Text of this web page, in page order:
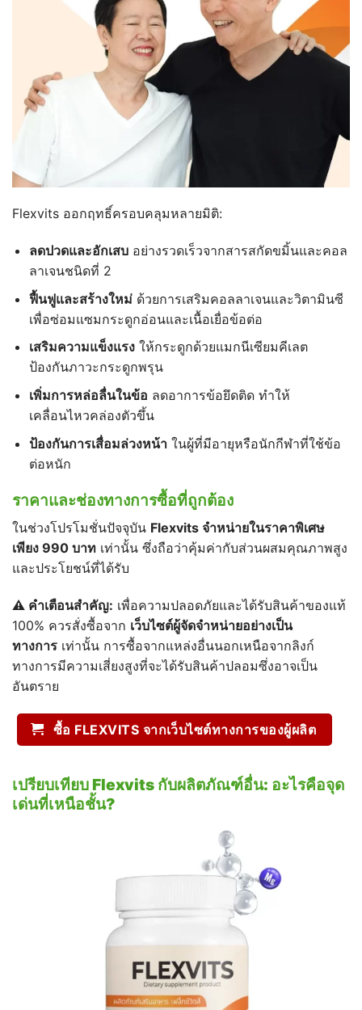
Flexvits ออกฤทธิ์ครอบคลุมหลายมิติ:
ลดปวดและอักเสบอย่างรวดเร็วจากสารสกัดขมิ้นและคอล
ลาเจนชนิดที่ 2
ฟื้นฟูและสร้างใหม่ด้วยการเสริมคอลลาเจนและวิตามินซี
เพื่อซ่อมแซมกระดูกอ่อนและเนื้อเยื่อข้อต่อ
เสริมความแข็งแรงให้กระดูกด้วยแมกนีเซียมคีเลต
ป้องกันภาวะกระดูกพรุน
เพิ่มการหล่อลื่นในข้อ ลดอาการข้อยึดติด ทำให้
เคลื่อนไหวคล่องตัวขึ้น
ป้องกันการเสื่อมล่วงหน้าในผู้ที่มีอายุหรือนักกีฬาที่ใช้ข้อ
ต่อหนัก
ราคาและช่องทางการซื้อที่ถูกต้อง
ในช่วงโปรโมชั่นปัจจุบัน Flexvits จำหน่ายในราคาพิเศษ
เพียง 990 บาท เท่านั้น ซึ่งถือว่าคุ้มค่ากับส่วนผสมคุณภาพสูง
และประโยชน์ที่ได้รับ
⚠️ คำเตือนสำคัญ: เพื่อความปลอดภัยและได้รับสินค้าของแท้
100% ควรสั่งซื้อจาก เว็บไซต์ผู้จัดจำหน่ายอย่างเป็น
ทางการ เท่านั้น การซื้อจากแหล่งอื่นนอกเหนือจากลิงก์
ทางการมีความเสี่ยงสูงที่จะได้รับสินค้าปลอมซึ่งอาจเป็น
อันตราย
ซื้อ FLEXVITS จากเว็บไซต์ทางการของผู้ผลิต
เปรียบเทียบ Flexvits กับผลิตภัณฑ์อื่น: อะไรคือจุด
เด่นที่เหนือชั้น?